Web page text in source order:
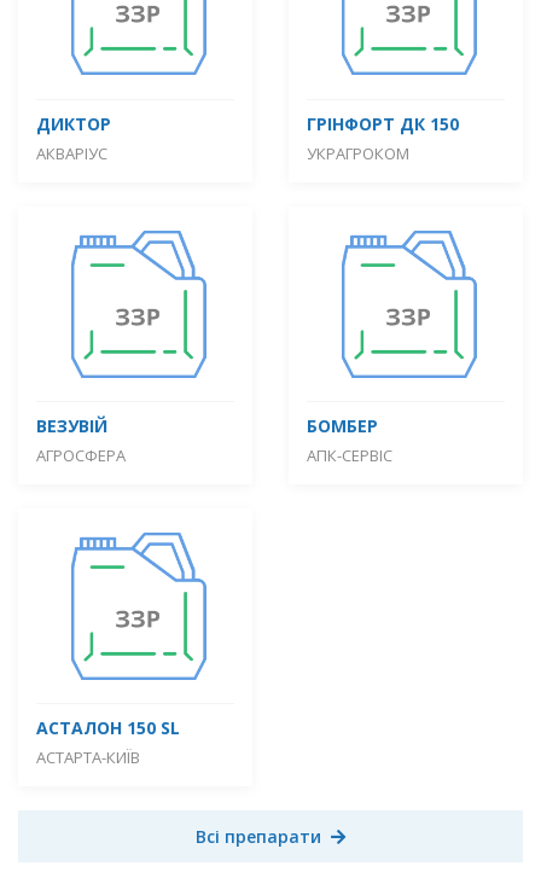
ДИКТОР
АКВАРІУС
ГРІНФОРТ ДК 150
УКРАГРОКОМ
ВЕЗУВІЙ
АГРОСФЕРА
БОМБЕР
АПК-СЕРВІС
АСТАЛОН 150 SL
АСТАРТА-КИЇВ
Всі препарати